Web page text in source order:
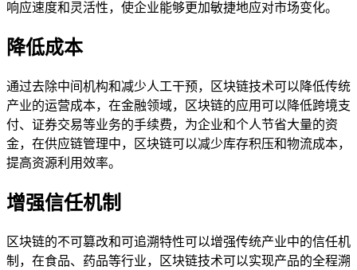
响应速度和灵活性，使企业能够更加敏捷地应对市场变化。
降低成本
通过去除中间机构和减少人工干预，区块链技术可以降低传统
产业的运营成本，在金融领域，区块链的应用可以降低跨境支
付、证券交易等业务的手续费，为企业和个人节省大量的资
金，在供应链管理中，区块链可以减少库存积压和物流成本，
提高资源利用效率。
增强信任机制
区块链的不可篡改和可追溯特性可以增强传统产业中的信任机
制，在食品、药品等行业，区块链技术可以实现产品的全程溯